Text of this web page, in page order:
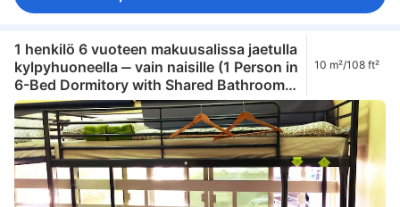
1 henkilö 6 vuoteen makuusalissa jaetulla
kylpyhuoneella ‒ vain naisille (1 Person in
6-Bed Dormitory with Shared Bathroom -
Female Only)
10 m²/108 ft²